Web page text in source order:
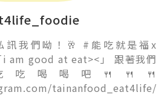
訊我們呦！🥂 #能吃就是福x
i am good at eat><」 跟著我們
吃喝喝吧🍴🍴🍴
tainanfood_eat4life/